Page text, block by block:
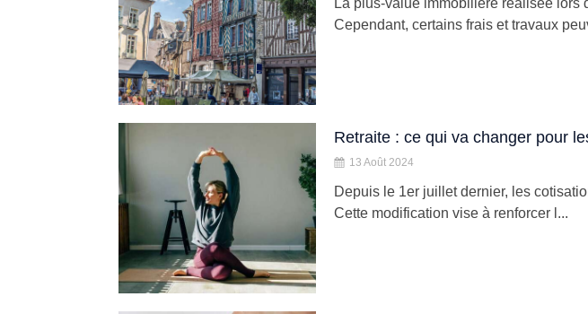
La plus-value immobilière réalisée
Cependant, certains frais et travaux
Retraite : ce qui va changer pour
13 Août 2024
Depuis le 1er juillet dernier, les
Cette modification vise à renforcer l...